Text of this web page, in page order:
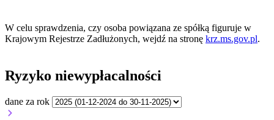
W celu sprawdzenia, czy osoba powiązana ze spółką figuruje w
Krajowym Rejestrze Zadłużonych, wejdź na stronę krz.ms.gov.pl.
Ryzyko niewypłacalności
dane za rok